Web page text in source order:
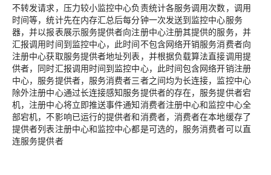
不转发请求，压力较小监控中心负责统计各服务调用次数，调用
时间等，统计先在内存汇总后每分钟一次发送到监控中心服务
器，并以报表展示服务提供者向注册中心注册其提供的服务，并
汇报调用时间到监控中心，此时间不包含网络开销服务消费者向
注册中心获取服务提供者地址列表，并根据负载算法直接调用提
供者，同时汇报调用时间到监控中心，此时间包含网络开销注册
中心，服务提供者，服务消费者三者之间均为长连接，监控中心
除外注册中心通过长连接感知服务提供者的存在，服务提供者宕
机，注册中心将立即推送事件通知消费者注册中心和监控中心全
部宕机，不影响已运行的提供者和消费者，消费者在本地缓存了
提供者列表注册中心和监控中心都是可选的，服务消费者可以直
连服务提供者